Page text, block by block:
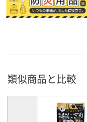
類似商品と比較